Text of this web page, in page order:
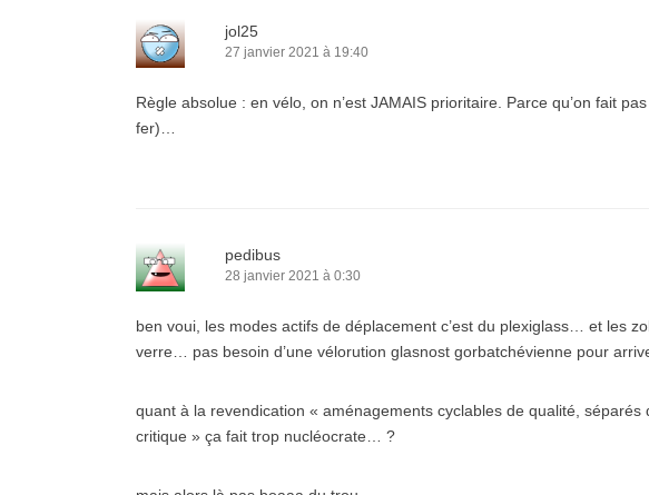
jol25
27 janvier 2021 à 19:40
Règle absolue : en vélo, on n’est JAMAIS prioritaire. Parce qu’on fait
fer)…
pedibus
28 janvier 2021 à 0:30
ben voui, les modes actifs de déplacement c’est du plexiglass… et les
verre… pas besoin d’une vélorution glasnost gorbatchévienne pour
quant à la revendication « aménagements cyclables de qualité, séparés
critique » ça fait trop nucléocrate… ?